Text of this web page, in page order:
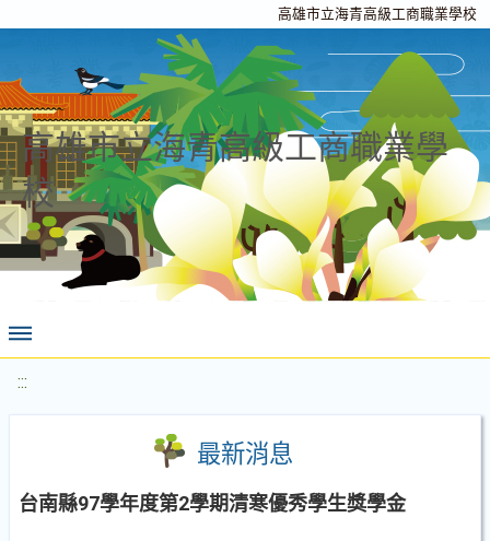
高雄市立海青高級工商職業學校
高雄市立海青高級工商職業學
校
:::
最新消息
台南縣97學年度第2學期清寒優秀學生獎學金